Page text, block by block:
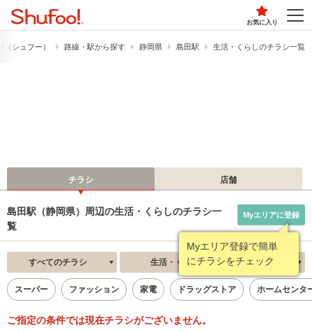
お気に入り
シュフー） 路線・駅から探す 静岡県 島田駅 生活・くらしのチラシ一覧
チラシ 店舗
島田駅（静岡県）周辺の生活・くらしのチラシ一
覧
Myエリア登録で簡単
にチラシをチェック
Myエリアに登録
すべてのチラシ 生活・くらし 新着順
スーパー ファッション 家電 ドラッグストア ホームセンタ
ご指定の条件では現在チラシがございません。